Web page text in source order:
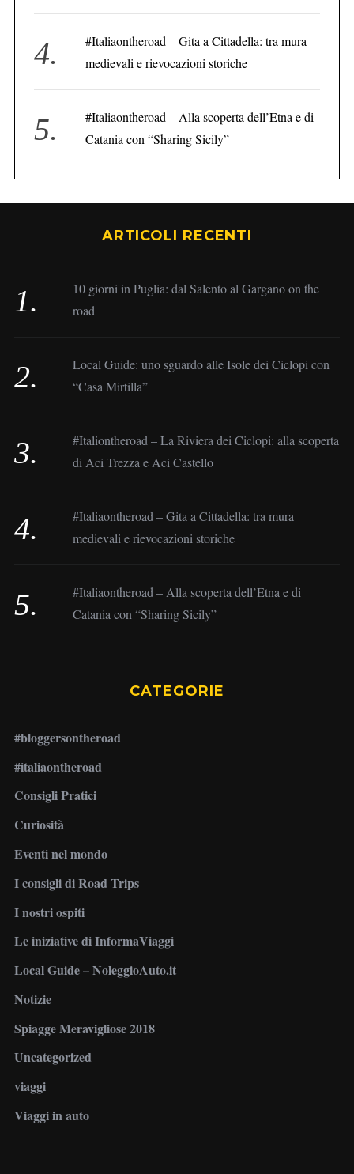
#Italiaontheroad – Gita a Cittadella: tra mura
medievali e rievocazioni storiche
#Italiaontheroad – Alla scoperta dell’Etna e di
Catania con “Sharing Sicily”
ARTICOLI RECENTI
10 giorni in Puglia: dal Salento al Gargano on the
road
Local Guide: uno sguardo alle Isole dei Ciclopi con
“Casa Mirtilla”
#Italiontheroad – La Riviera dei Ciclopi: alla scoperta
di Aci Trezza e Aci Castello
#Italiaontheroad – Gita a Cittadella: tra mura
medievali e rievocazioni storiche
#Italiaontheroad – Alla scoperta dell’Etna e di
Catania con “Sharing Sicily”
CATEGORIE
#bloggersontheroad
#italiaontheroad
Consigli Pratici
Curiosità
Eventi nel mondo
I consigli di Road Trips
I nostri ospiti
Le iniziative di InformaViaggi
Local Guide – NoleggioAuto.it
Notizie
Spiagge Meravigliose 2018
Uncategorized
viaggi
Viaggi in auto